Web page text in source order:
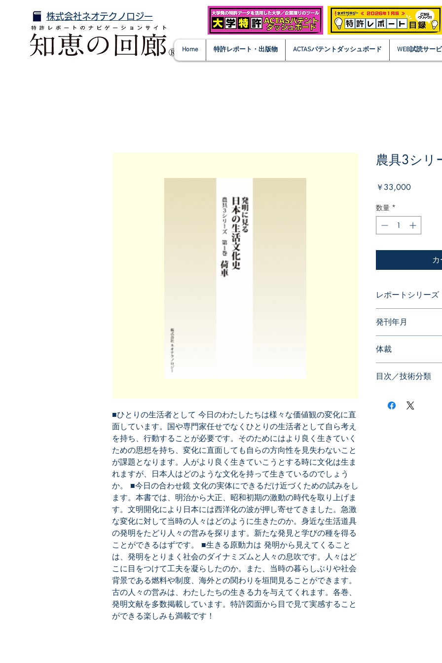
株式会社ネオテクノロジー
Home 特許レポート・出版物 ACTASパテントダッシュボード WEB試読サー
■ひとりの生活者として 今日のわたしたちは様々な価値観の変化に直
面しています。国や専門家任せでなくひとりの生活者として自ら考え
を持ち、行動することが必要です。そのためにはより良く生きていく
ための思想を持ち、変化に直面しても自らの方向性を見失わないこと
が課題となります。人がより良く生きていこうとする時に文化は生ま
れますが、日本人はどのような文化を持って生きているのでしょう
か。 ■今日の合わせ鏡 文化の実体にできるだけ近づくための試みをし
ます。本書では、明治から大正、昭和初期の激動の時代を取り上げま
す。文明開化により日本には西洋化の波が押し寄せてきました。急激
な変化に対して当時の人々はどのように生きたのか。身近な生活道具
の発明をたどり人々の営みを探ります。新たな発見と学びの種を得る
ことができるはずです。 ■生きる原動力は 発明から見えてくること
は、発明をとりまく社会のダイナミズムと人々の息吹です。人々はど
こに目をつけて工夫を凝らしたのか。また、当時の暮らしぶりや社会
背景である燃料や制度、海外との関わりを垣間見ることができます。
古の人々の営みは、わたしたちの生きる力を与えてくれます。各巻、
発明文献を多数掲載しています。特許図面から目で見て実感すること
ができる楽しみも満載です！
農具3シ
￥33,000価
数量 *
レポートシリーズ
発刊年月
体裁
目次／技術分類